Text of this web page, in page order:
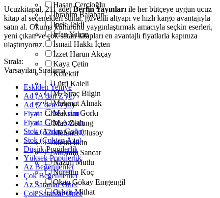
Hasan Çerçioğlu
İbrahim Balaban
İpek Tekil
İrfan Yalçın
İsmail Hakkı İçten
İzzet Harun Akçay
Kaya Çetin
Kolektif
Lütfi Kaleli
M. Sıraç Bilgin
Mahmut Alınak
Maksim Gorkı
Mao Zedung
Mehmet Ulusoy
Metin İlkin
Mustafa Sancar
Nazım Mutlu
Nurettin Koç
Okan Gökay Emgengil
Orhan Mithat
Ucuzkitapal, 211 adetBerfin Yayınları ile her bütçeye uygun ucuz
kitap al seçenekleri sunar, güvenli altyapı ve hızlı kargo avantajıyla
satın al. Okuma kültürünü yaygınlaştırmak amacıyla seçkin eserleri,
yeni çıkan ve çok satan kitapları en avantajlı fiyatlarla kapınıza
ulaştırıyoruz.
Sırala:
Varsayılan Sıralama
Eskiden Yeniye
Ad (A'dan Z'ye)
Ad (Z'den A'ya)
Fiyata Göre Artan
Fiyata Göre Azalan
Stok (Azdan Çoğa)
Stok (Çoktan Aza)
Düşük Popülerlik
Yüksek Popülerlik
Az Beğenilenler
Çok Beğenilenler
Az Satanlar Önce
Çok Satanlar Önce